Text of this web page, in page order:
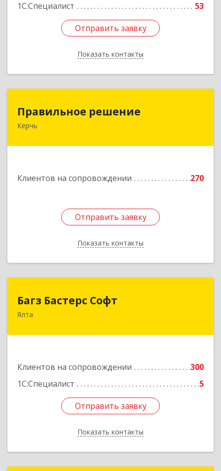
1С:Специалист
53
Отправить заявку
Показать контакты
Отправить заявку
Назад
Правильное решение
Керчь
Клиентов на сопровождении 270
Отправить заявку
Показать контакты
298330, Крым Респ, Керчь г, Адмиралтейский
Отправить заявку
Назад
Багз Бастерс Софт
Ялта
Клиентов на сопровождении
300
1С:Специалист
5
Отправить заявку
Показать контакты
Багз Бастерс Софт
298603, Крым Респ, Ялта г, Свердлова ул, дом №
Отправить заявку
Назад